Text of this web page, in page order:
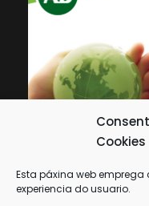
Cookies
Esta páxina web
experiencia do usuario.